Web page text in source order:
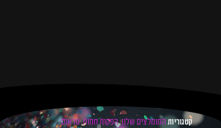
קטגוריות המומלצים שלנו,הפקות חמות,טראנס